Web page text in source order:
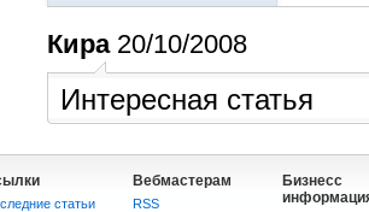
Кира20/10/2008
Интересная статья
статьи
Вебмастерам
RSS
Бизнесс